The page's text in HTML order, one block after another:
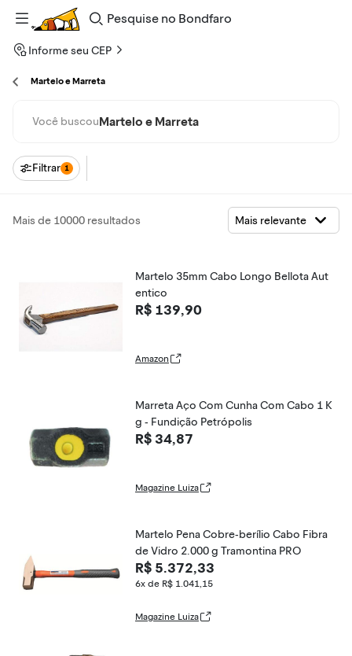
Pesquise
Bondfaro
Informe seu CEP
Martelo e Marreta
Você buscouMartelo e Marreta
Filtrar 1
Mais de 10000 resultados
Martelo 35mm Cabo Longo Bellota Aut
entico
R$ 139,90
Amazon
Marreta Aço Com Cunha Com Cabo 1 K
g - Fundição Petrópolis
R$ 34,87
Magazine Luiza
Martelo Pena Cobre-berílio Cabo Fibra
de Vidro 2.000 g Tramontina PRO
R$ 5.372,33
6x de R$ 1.041,15
Magazine Luiza